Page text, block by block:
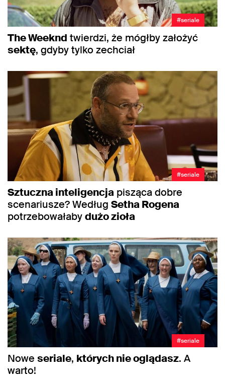
#seriale
The Weeknd twierdzi, że mógłby założyć
sektę, gdyby tylko zechciał
#seriale
Sztuczna inteligencja pisząca dobre
scenariusze? Według Setha Rogena
potrzebowałabydużo zioła
#seriale
Nowe seriale, których nie oglądasz. A
warto!